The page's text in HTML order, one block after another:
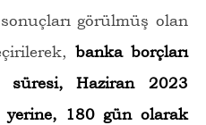
görülmüş olan
banka borçları
süresi, Haziran 2023
180 gün olarak